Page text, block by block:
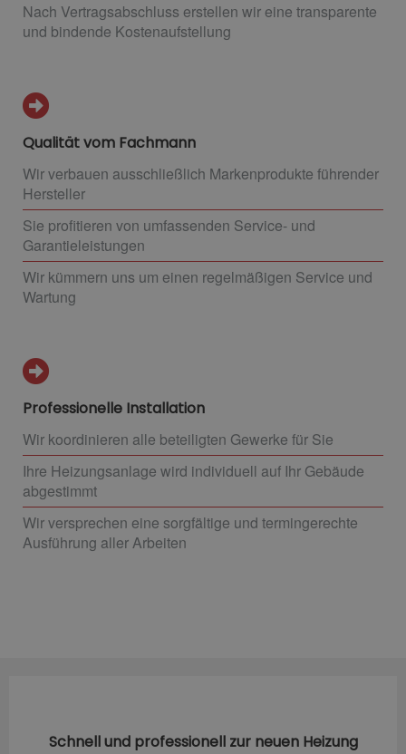
Nach Vertragsabschluss erstellen wir eine transparente
und bindende Kostenaufstellung
Qualität vom Fachmann
Wir verbauen ausschließlich Markenprodukte führender
Hersteller
Sie profitieren von umfassenden Service- und
Garantieleistungen
Wir kümmern uns um einen regelmäßigen Service und
Wartung
Professionelle Installation
Wir koordinieren alle beteiligten Gewerke für Sie
Ihre Heizungsanlage wird individuell auf Ihr Gebäude
abgestimmt
Wir versprechen eine sorgfältige und termingerechte
Ausführung aller Arbeiten
Schnell und professionell zur neuen Heizung